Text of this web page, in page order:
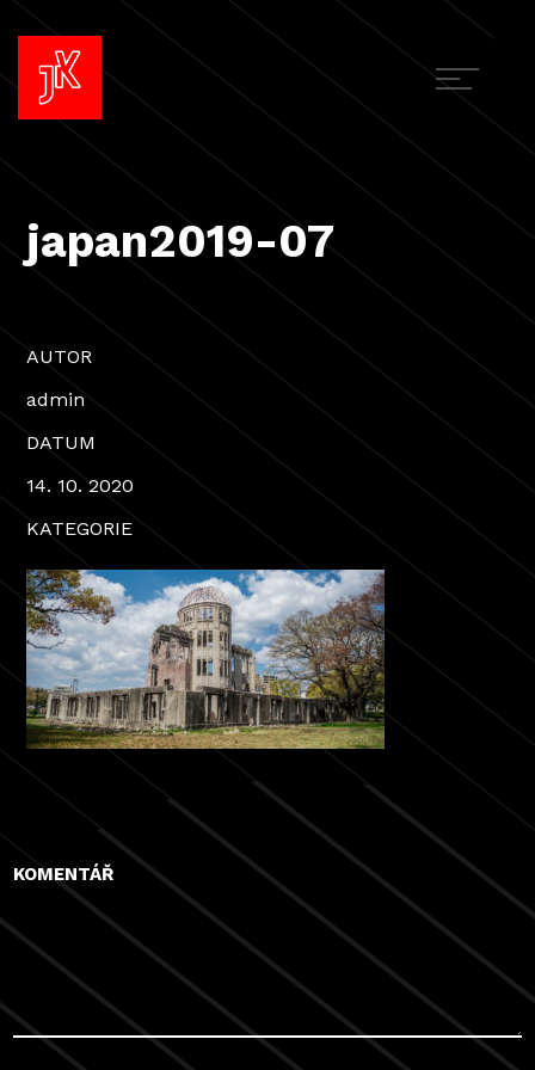
japan2019-07
AUTOR
admin
DATUM
14. 10. 2020
KATEGORIE